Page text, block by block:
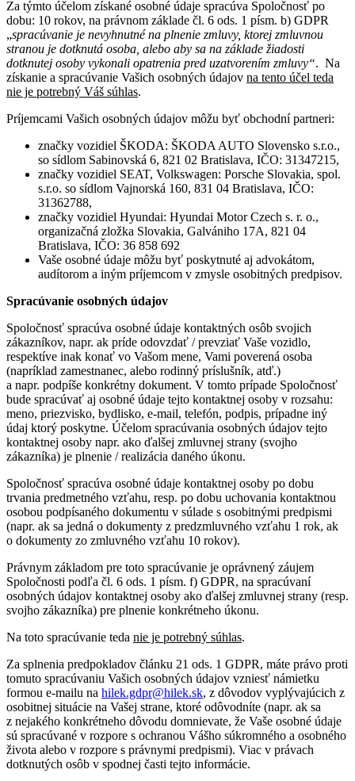
Za týmto účelom získané osobné údaje spracúva Spoločnosť po
dobu: 10 rokov, na právnom základe čl. 6 ods. 1 písm. b) GDPR
„spracúvanie je nevyhnutné na plnenie zmluvy, ktorej zmluvnou
stranou je dotknutá osoba, alebo aby sa na základe žiadosti
dotknutej osoby vykonali opatrenia pred uzatvorením zmluvy“. Na
získanie a spracúvanie Vašich osobných údajov na tento účel teda
nie je potrebný Váš súhlas.
Príjemcami Vašich osobných údajov môžu byť obchodní partneri:
značky vozidiel ŠKODA: ŠKODA AUTO Slovensko s.r.o.,
so sídlom Sabinovská 6, 821 02 Bratislava, IČO: 31347215,
značky vozidiel SEAT, Volkswagen: Porsche Slovakia, spol.
s.r.o. so sídlom Vajnorská 160, 831 04 Bratislava, IČO:
31362788,
značky vozidiel Hyundai: Hyundai Motor Czech s. r. o.,
organizačná zložka Slovakia, Galvániho 17A, 821 04
Bratislava, IČO: 36 858 692
Vaše osobné údaje môžu byť poskytnuté aj advokátom,
audítorom a iným príjemcom v zmysle osobitných predpisov.
Spracúvanie osobných údajov
Spoločnosť spracúva osobné údaje kontaktných osôb svojich
zákazníkov, napr. ak príde odovzdať / prevziať Vaše vozidlo,
respektíve inak konať vo Vašom mene, Vami poverená osoba
(napríklad zamestnanec, alebo rodinný príslušník, atď.)
a napr. podpíše konkrétny dokument. V tomto prípade Spoločnosť
bude spracúvať aj osobné údaje tejto kontaktnej osoby v rozsahu:
meno, priezvisko, bydlisko, e-mail, telefón, podpis, prípadne iný
údaj ktorý poskytne. Účelom spracúvania osobných údajov tejto
kontaktnej osoby napr. ako ďalšej zmluvnej strany (svojho
zákazníka) je plnenie / realizácia daného úkonu.
Spoločnosť spracúva osobné údaje kontaktnej osoby po dobu
trvania predmetného vzťahu, resp. po dobu uchovania kontaktnou
osobou podpísaného dokumentu v súlade s osobitnými predpismi
(napr. ak sa jedná o dokumenty z predzmluvného vzťahu 1 rok, ak
o dokumenty zo zmluvného vzťahu 10 rokov).
Právnym základom pre toto spracúvanie je oprávnený záujem
Spoločnosti podľa čl. 6 ods. 1 písm. f) GDPR, na spracúvaní
osobných údajov kontaktnej osoby ako ďalšej zmluvnej strany (resp.
svojho zákazníka) pre plnenie konkrétneho úkonu.
Na toto spracúvanie teda nie je potrebný súhlas.
Za splnenia predpokladov článku 21 ods. 1 GDPR, máte právo proti
tomuto spracúvaniu Vašich osobných údajov vzniesť námietku
formou e-mailu na hilek.gdpr@hilek.sk, z dôvodov vyplývajúcich z
osobitnej situácie na Vašej strane, ktoré odôvodníte (napr. ak sa
z nejakého konkrétneho dôvodu domnievate, že Vaše osobné údaje
sú spracúvané v rozpore s ochranou Vášho súkromného a osobného
života alebo v rozpore s právnymi predpismi). Viac v právach
dotknutých osôb v spodnej časti tejto informácie.